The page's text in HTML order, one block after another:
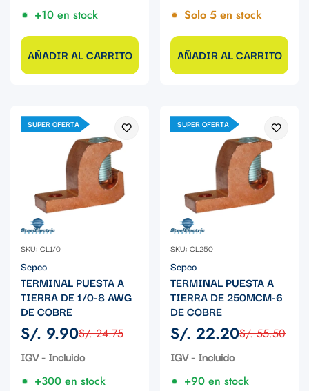
+10 en stock
AÑADIR AL CARRITO
Solo 5 en stock
AÑADIR AL CARRITO
SUPER OFERTA
SKU: CL1/0
Sepco
TERMINAL PUESTA A
TIERRA DE 1/0-8 AWG
DE COBRE
Precio
de
S/. 9.90
Precio
regular
S/. 24.75
IGV - Incluido
+300 en stock
SUPER OFERTA
SKU: CL250
Sepco
TERMINAL PUESTA A
TIERRA DE 250MCM-6
DE COBRE
Precio
de
S/. 22.20
Precio
regular
S/. 55.50
IGV - Incluido
+90 en stock